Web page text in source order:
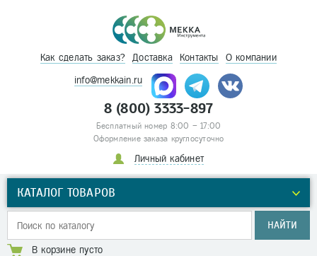
Как сделать заказ? Доставка Контакты О компании
info@mekkain.ru
8 (800) 3333-897
Бесплатный номер 8:00 – 17:00
Оформление заказа круглосуточно
Личный кабинет
КАТАЛОГ ТОВАРОВ
НАЙТИ
В корзине пусто